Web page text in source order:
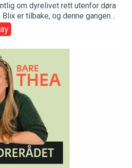
om dyrelivet rett utenfor døra
Blix er tilbake, og denne gangen
på et gratis sommereventyr, rett
Vi snakker om meitemarker som
fugler med hukommelse og
livet som venter i fjæra. Ingen
er farlige, så ingen unnskyldning
grav i jorda og bli overbevist
ikke trenger å dra til syden for å
ungene dine.